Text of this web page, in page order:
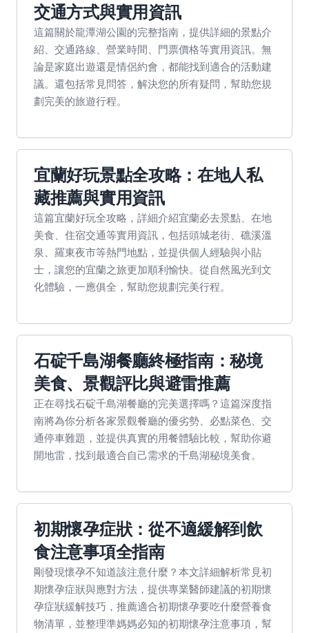
交通方式與實用資訊
這篇關於龍潭湖公園的完整指南，提供詳細的景點介
紹、交通路線、營業時間、門票價格等實用資訊。無
論是家庭出遊還是情侶約會，都能找到適合的活動建
議。還包括常見問答，解決您的所有疑問，幫助您規
劃完美的旅遊行程。
宜蘭好玩景點全攻略：在地人私
藏推薦與實用資訊
這篇宜蘭好玩全攻略，詳細介紹宜蘭必去景點、在地
美食、住宿交通等實用資訊，包括頭城老街、礁溪溫
泉、羅東夜市等熱門地點，並提供個人經驗與小貼
士，讓您的宜蘭之旅更加順利愉快。從自然風光到文
化體驗，一應俱全，幫助您規劃完美行程。
石碇千島湖餐廳終極指南：秘境
美食、景觀評比與避雷推薦
正在尋找石碇千島湖餐廳的完美選擇嗎？這篇深度指
南將為你分析各家景觀餐廳的優劣勢、必點菜色、交
通停車難題，並提供真實的用餐體驗比較，幫助你避
開地雷，找到最適合自己需求的千島湖秘境美食。
初期懷孕症狀：從不適緩解到飲
食注意事項全指南
剛發現懷孕不知道該注意什麼？本文詳細解析常見初
期懷孕症狀與應對方法，提供專業醫師建議的初期懷
孕症狀緩解技巧，推薦適合初期懷孕要吃什麼營養食
物清單，並整理準媽媽必知的初期懷孕注意事項，幫